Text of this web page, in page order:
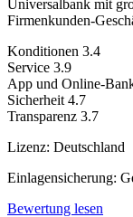
Universalbank mit
Firmenkunden-
Konditionen 3.4
Service 3.9
App und Online-
Sicherheit 4.7
Transparenz 3.7
Lizenz: Deutschland
Einlagensicherung:
Bewertung lesen